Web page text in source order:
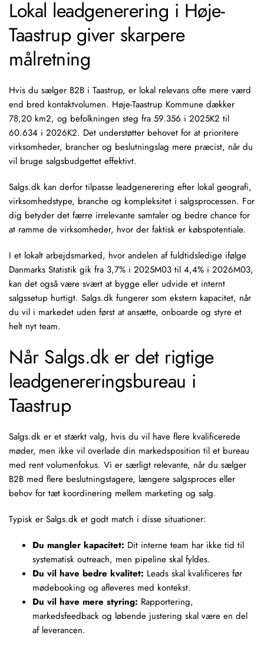
Lokal leadgenerering i Høje-
Taastrup giver skarpere
målretning
Hvis du sælger B2B i Taastrup, er lokal relevans ofte mere værd
end bred kontaktvolumen. Høje-Taastrup Kommune dækker
78,20 km2, og befolkningen steg fra 59.356 i 2025K2 til
60.634 i 2026K2. Det understøtter behovet for at prioritere
virksomheder, brancher og beslutningslag mere præcist, når du
vil bruge salgsbudgettet effektivt.
Salgs.dk kan derfor tilpasse leadgenerering efter lokal geografi,
virksomhedstype, branche og kompleksitet i salgsprocessen. For
dig betyder det færre irrelevante samtaler og bedre chance for
at ramme de virksomheder, hvor der faktisk er købspotentiale.
I et lokalt arbejdsmarked, hvor andelen af fuldtidsledige ifølge
Danmarks Statistik gik fra 3,7% i 2025M03 til 4,4% i 2026M03,
kan det også være svært at bygge eller udvide et internt
salgssetup hurtigt. Salgs.dk fungerer som ekstern kapacitet, når
du vil i markedet uden først at ansætte, onboarde og styre et
helt nyt team.
Når Salgs.dk er det rigtige
leadgenereringsbureau i
Taastrup
Salgs.dk er et stærkt valg, hvis du vil have flere kvalificerede
møder, men ikke vil overlade din markedsposition til et bureau
med rent volumenfokus. Vi er særligt relevante, når du sælger
B2B med flere beslutningstagere, længere salgsproces eller
behov for tæt koordinering mellem marketing og salg.
Typisk er Salgs.dk et godt match i disse situationer:
Du mangler kapacitet: Dit interne team har ikke tid til
systematisk outreach, men pipeline skal fyldes.
Du vil have bedre kvalitet: Leads skal kvalificeres før
mødebooking og afleveres med kontekst.
Du vil have mere styring: Rapportering,
markedsfeedback og løbende justering skal være en del
af leverancen.